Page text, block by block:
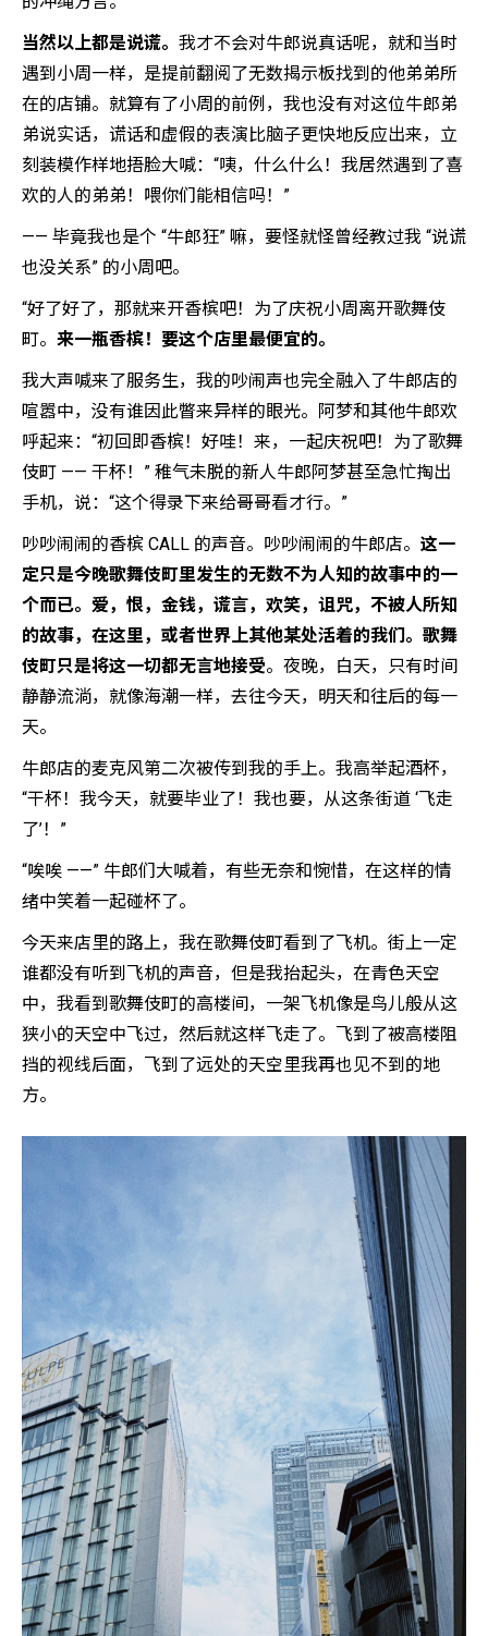
当然以上都是说谎。 我才不会对牛郎说真话呢，就和当时
遇到小周一样，是提前翻阅了无数揭示板找到的他弟弟所
在的店铺。就算有了小周的前例，我也没有对这位牛郎弟
弟说实话，谎话和虚假的表演比脑子更快地反应出来，立
刻装模作样地捂脸大喊：“咦，什么什么！我居然遇到了喜
欢的人的弟弟！喂你们能相信吗！”
—— 毕竟我也是个 “牛郎狂” 嘛，要怪就怪曾经教过我 “说谎
也没关系” 的小周吧。
“好了好了，那就来开香槟吧！为了庆祝小周离开歌舞伎
町。 来一瓶香槟！要这个店里最便宜的。
我大声喊来了服务生，我的吵闹声也完全融入了牛郎店的
喧嚣中，没有谁因此瞥来异样的眼光。阿梦和其他牛郎欢
呼起来：“初回即香槟！好哇！来，一起庆祝吧！为了歌舞
伎町 —— 干杯！” 稚气未脱的新人牛郎阿梦甚至急忙掏出
手机，说：“这个得录下来给哥哥看才行。”
吵吵闹闹的香槟 CALL 的声音。吵吵闹闹的牛郎店。 这一
定只是今晚歌舞伎町里发生的无数不为人知的故事中的一
个而已。爱，恨，金钱，谎言，欢笑，诅咒，不被人所知
的故事，在这里，或者世界上其他某处活着的我们。歌舞
伎町只是将这一切都无言地接受。夜晚，白天，只有时间
静静流淌，就像海潮一样，去往今天，明天和往后的每一
天。
牛郎店的麦克风第二次被传到我的手上。我高举起酒杯，
“干杯！我今天，就要毕业了！我也要，从这条街道 ‘飞走
了’！”
“唉唉 ——” 牛郎们大喊着，有些无奈和惋惜，在这样的情
绪中笑着一起碰杯了。
今天来店里的路上，我在歌舞伎町看到了飞机。街上一定
谁都没有听到飞机的声音，但是我抬起头，在青色天空
中，我看到歌舞伎町的高楼间，一架飞机像是鸟儿般从这
狭小的天空中飞过，然后就这样飞走了。飞到了被高楼阻
挡的视线后面，飞到了远处的天空里我再也见不到的地
方。